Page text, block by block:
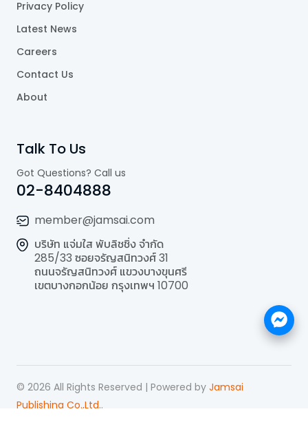
Privacy Policy
Latest News
Careers
Contact Us
About
Talk To Us
Got Questions? Call us
02-8404888
member@jamsai.com
บริษัท แจ่มใส พับลิชชิ่ง จำกัด
285/33 ซอยจรัญสนิทวงศ์ 31
ถนนจรัญสนิทวงศ์ แขวงบางขุนศรี
เขตบางกอกน้อย กรุงเทพฯ 10700
© 2026 All Rights Reserved | Powered by Jamsai
Publishing Co.,Ltd..